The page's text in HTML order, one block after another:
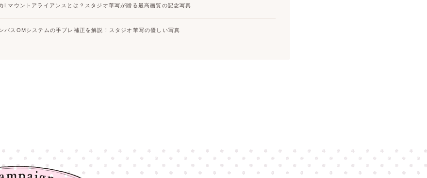
Lマウントアライアンスとは？スタジオ華写が贈る最高画質の記念写真
パスOMシステムの手ブレ補正を解説！スタジオ華写の優しい写真